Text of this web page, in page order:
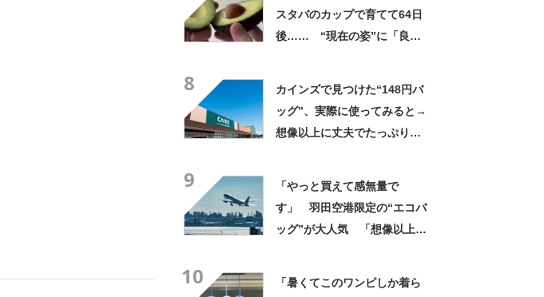
スタバのカップで育てて64日
後…… “現在の姿”に「良さ
8
カインズで見つけた“148円バ
ッグ”、実際に使ってみると→
想像以上に丈夫でたっぷり入
9
「やっと買えて感無量で
す」 羽田空港限定の“エコバ
ッグ”が大人気 「想像以上に
10
「暑くてこのワンピしか着ら